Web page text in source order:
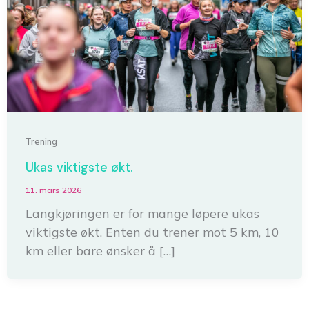
Trening
Ukas viktigste økt.
11. mars 2026
Langkjøringen er for mange løpere ukas
viktigste økt. Enten du trener mot 5 km, 10
km eller bare ønsker å […]